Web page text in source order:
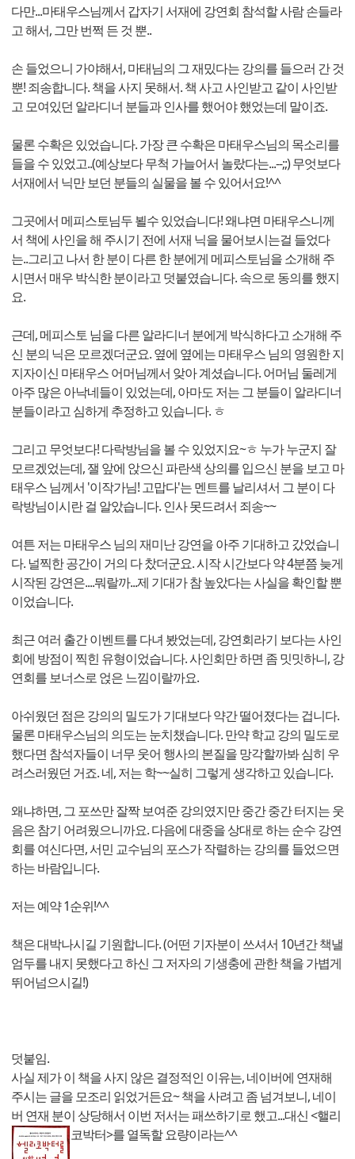
다만...마태우스님께서 갑자기 서재에 강연회 참석할 사람 손들라
고 해서, 그만 번쩍 든 것 뿐..
손 들었으니 가야해서, 마태님의 그 재밌다는 강의를 들으러 간 것
뿐! 죄송합니다. 책을 사지 못해서. 책 사고 사인받고 같이 사인받
고 모여있던 알라디너 분들과 인사를 했어야 했었는데 말이죠.
물론 수확은 있었습니다. 가장 큰 수확은 마태우스님의 목소리를
들을 수 있었고..(예상보다 무척 가늘어서 놀랐다는...--;;) 무엇보다
서재에서 닉만 보던 분들의 실물을 볼 수 있어서요!^^
그곳에서 메피스토님두 뵐수 있었습니다! 왜냐면 마태우스니께
서 책에 사인을 해 주시기 전에 서재 닉을 물어보시는걸 들었다
는..그리고 나서 한 분이 다른 한 분에게 메피스토님을 소개해 주
시면서 매우 박식한 분이라고 덧붙였습니다. 속으로 동의를 했지
요.
근데, 메피스토 님을 다른 알라디너 분에게 박식하다고 소개해 주
신 분의 닉은 모르겠더군요. 옆에 옆에는 마태우스 님의 영원한 지
지자이신 마태우스 어머님께서 앚아 계셨습니다. 어머님 둘레게
아주 많은 아낙네들이 있었는데, 아마도 저는 그 분들이 알라디너
분들이라고 심하게 추정하고 있습니다. ㅎ
그리고 무엇보다! 다락방님을 볼 수 있었지요~ㅎ 누가 누군지 잘
모르겠었는데, 잴 앞에 앉으신 파란색 상의를 입으신 분을 보고 마
태우스 님께서 '이작가님! 고맙다'는 멘트를 날리셔서 그 분이 다
락방님이시란 걸 알았습니다. 인사 못드려서 죄송~~
여튼 저는 마태우스 님의 재미난 강연을 아주 기대하고 갔었습니
다. 널찍한 공간이 거의 다 찼더군요. 시작 시간보다 약 4분쯤 늦게
시작된 강연은....뭐랄까...제 기대가 참 높았다는 사실을 확인할 뿐
이었습니다.
최근 여러 출간 이벤트를 다녀 봤었는데, 강연회라기 보다는 사인
회에 방점이 찍힌 유형이었습니다. 사인회만 하면 좀 밋밋하니, 강
연회를 보너스로 얹은 느낌이랄까요.
아쉬웠던 점은 강의의 밀도가 기대보다 약간 떨어졌다는 겁니다.
물론 마태우스님의 의도는 눈치챘습니다. 만약 학교 강의 밀도로
했다면 참석자들이 너무 웃어 행사의 본질을 망각할까봐 심히 우
려스러웠던 거죠. 네, 저는 학~~실히 그렇게 생각하고 있습니다.
왜냐하면, 그 포쓰만 잘짝 보여준 강의였지만 중간 중간 터지는 웃
음은 참기 어려웠으니까요. 다음에 대중을 상대로 하는 순수 강연
회를 여신다면, 서민 교수님의 포스가 작렬하는 강의를 들었으면
하는 바람입니다.
저는 예약 1순위!^^
책은 대박나시길 기원합니다. (어떤 기자분이 쓰셔서 10년간 책낼
엄두를 내지 못했다고 하신 그 저자의 기생충에 관한 책을 가볍게
뛰어넘으시길!)
덧붙임.
사실 제가 이 책을 사지 않은 결정적인 이유는, 네이버에 연재해
주시는 글을 모조리 읽었거든요~ 책을 사려고 좀 넘겨보니, 네이
버 연재 분이 상당해서 이번 저서는 패쓰하기로 했고...대신 <핼리
코박터>를 열독할 요량이라는^^